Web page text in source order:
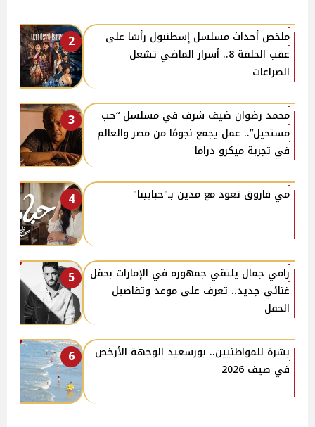
2
ملخص أحداث مسلسل إسطنبول رأسًا على
عقب الحلقة 8.. أسرار الماضي تشعل
الصراعات
3
محمد رضوان ضيف شرف في مسلسل “حب
مستحيل”.. عمل يجمع نجومًا من مصر والعالم
في تجربة ميكرو دراما
4 مي فاروق تعود مع مدين بـ"حبايبنا"
5
رامي جمال يلتقي جمهوره في الإمارات بحفل
غنائي جديد.. تعرف على موعد وتفاصيل
الحفل
6
بشرة للمواطنيين.. بورسعيد الوجهة الأرخص
في صيف 2026